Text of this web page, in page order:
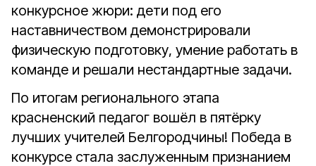
конкурсное жюри: дети под его
наставничеством демонстрировали
физическую подготовку, умение работать в
команде и решали нестандартные задачи.
По итогам регионального этапа
красненский педагог вошёл в пятёрку
лучших учителей Белгородчины! Победа в
конкурсе стала заслуженным признанием